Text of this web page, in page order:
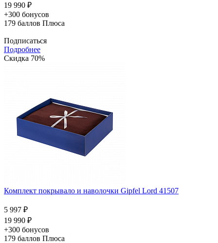
19 990 ₽
+300 бонусов
179 баллов Плюса
Подписаться
Подробнее
Скидка 70%
Комплект покрывало и наволочки Gipfel Lord 41507
5 997 ₽
19 990 ₽
+300 бонусов
179 баллов Плюса